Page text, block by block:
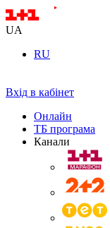
UA
RU
Вхід в кабінет
Онлайн
ТБ програма
Канали